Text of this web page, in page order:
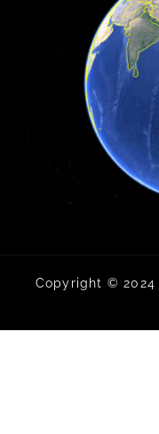
Copyright © 2024